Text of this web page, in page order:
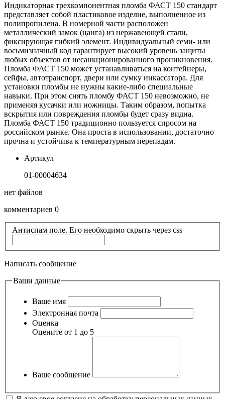
Индикаторная трехкомпонентная пломба ФАСТ 150 стандарт
представляет собой пластиковое изделие, выполненное из
полипропилена. В номерной части расположен
металлический замок (цанга) из нержавеющей стали,
фиксирующая гибкий элемент. Индивидуальный семи- или
восьмизначный код гарантирует высокий уровень защиты
любых объектов от несанкционированного проникновения.
Пломба ФАСТ 150 может устанавливаться на контейнеры,
сейфы, автотранспорт, двери или сумку инкассатора. Для
установки пломбы не нужны какие-либо специальные
навыки. При этом снять пломбу ФАСТ 150 невозможно, не
применяя кусачки или ножницы. Таким образом, попытка
вскрытия или повреждения пломбы будет сразу видна.
Пломба ФАСТ 150 традиционно пользуется спросом на
российском рынке. Она проста в использовании, достаточно
прочна и устойчива к температурным перепадам.
Артикул
01-00004634
нет файлов
комментариев 0
Антиспам поле. Его необходимо скрыть через css
Написать сообщение
Ваши данные
Ваше имя
Электронная почта
Оценка
Оцените от 1 до 5
Ваше сообщение